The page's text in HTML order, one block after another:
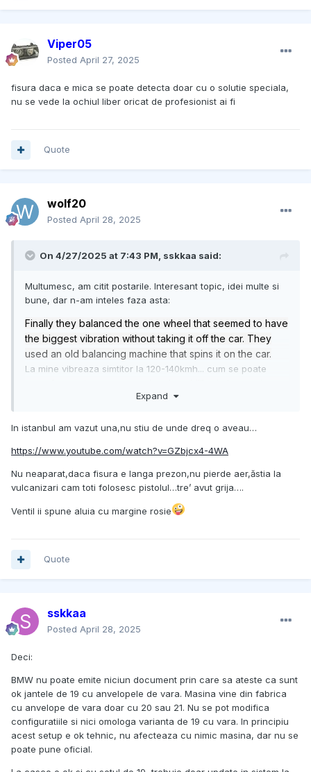
Viper05
Posted April 27, 2025
fisura daca e mica se poate detecta doar cu o solutie speciala,
nu se vede la ochiul liber oricat de profesionist ai fi
Quote
wolf20
Posted April 28, 2025
On 4/27/2025 at 7:43 PM, sskkaa said:
Multumesc, am citit postarile. Interesant topic, idei multe si
bune, dar n-am inteles faza asta:
Finally they balanced the one wheel that seemed to have
the biggest vibration without taking it off the car. They
used an old balancing machine that spins it on the car.
La mine vibreaza simtitor la 120-140kmh... cum se poate
masina? Nu prea imi dau seama
dinamica. Doar aparatul de echilibrat dinamic cu laser,
depsre care am scris, dar si asta face acelasi lucru, iti
maxima vibratiile, plumbii, etc.
putea zice, si au verificat fiecare janta... o fisura cred ca
exclud 100%, doar 99,99% posibilitatea asta...
Expand
In istanbul am vazut una,nu stiu de unde dreq o aveau…
https://www.youtube.com/watch?v=GZbjcx4-4WA
Nu neaparat,daca fisura e langa prezon,nu pierde aer,ăstia la
vulcanizari cam toti folosesc pistolul…tre’ avut grija….
Ventil ii spune aluia cu margine rosie
Quote
sskkaa
Posted April 28, 2025
Deci:
BMW nu poate emite niciun document prin care sa ateste ca sunt
ok jantele de 19 cu anvelopele de vara. Masina vine din fabrica
cu anvelope de vara doar cu 20 sau 21. Nu se pot modifica
configuratiile si nici omologa varianta de 19 cu vara. In principiu
acest setup e ok tehnic, nu afecteaza cu nimic masina, dar nu se
poate pune oficial.